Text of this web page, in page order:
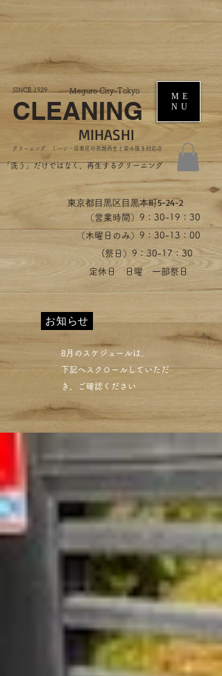
SINCE 1929
CLEANING
Meguro City-Tokyo
MIHASHI
​クリーニング ミハシ・目黒区の衣類再生と染み抜き対応店
ME
NU
​東京都目黒区目黒本町5-24-2
（営業時間）​9：30-19：30
（木曜日のみ）9：30-13：00
​(祭日）9：30-17：30
​定休日 日曜 一部祭日
お知らせ
​8月のスケジュールは、
下記へスクロールしていただ
き、ご確認ください​
​「洗う」だけではなく、再生するクリーニング